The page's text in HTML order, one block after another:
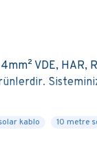
VDE, HAR,
ILGILI
kablo 10 metre